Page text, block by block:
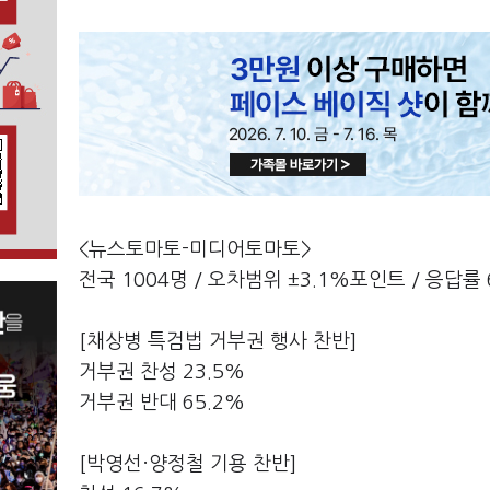
<뉴스토마토-미디어토마토>
전국 1004명 / 오차범위 ±3.1%포인트 / 응답률
[채상병 특검법 거부권 행사 찬반]
거부권 찬성 23.5%
거부권 반대 65.2%
[박영선·양정철 기용 찬반]